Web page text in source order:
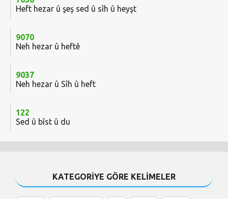
Heft hezar û şeş sed û sîh û heyşt
9070
Neh hezar û heftê
9037
Neh hezar û Sîh û heft
122
Sed û bîst û du
KATEGORİYE GÖRE KELİMELER